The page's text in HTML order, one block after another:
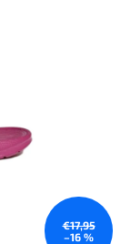
€17,95
–16 %